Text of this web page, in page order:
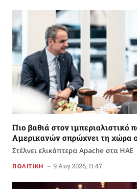
Πιο βαθιά στον ιμπεριαλιστικό
Αμερικανών σπρώχνει τη χώρα
Στέλνει ελικόπτερα Apache στα ΗΑΕ
ΠΟΛΙΤΙΚΗ 9 Αυγ 2026, 11:47